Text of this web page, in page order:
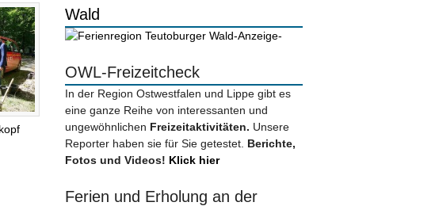
Wald
-Anzeige-
OWL-Freizeitcheck
In der Region Ostwestfalen und Lippe gibt es
eine ganze Reihe von interessanten und
ungewöhnlichen Freizeitaktivitäten. Unsere
Reporter haben sie für Sie getestet. Berichte,
Fotos und Videos! Klick hier
Ferien und Erholung an der